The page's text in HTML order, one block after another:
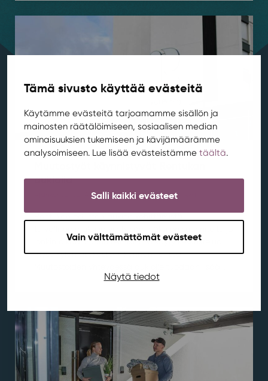
Tämä sivusto käyttää evästeitä
Käytämme evästeitä tarjoamamme sisällön ja
mainosten räätälöimiseen, sosiaalisen median
ominaisuuksien tukemiseen ja kävijämäärämme
analysoimiseen. Lue lisää evästeistämme täältä.
Salli kaikki evästeet
Vain välttämättömät evästeet
Näytä tiedot
aukiolla
Aluekehitys,Kortepohja,Rentukka
jonkin aikaa. Suunnitelmista on käyty keskustelua
myös Kylän asukastoimikunnan kanssa.